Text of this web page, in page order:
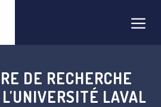
DE RECHERCHE
L'UNIVERSITÉ LAVAL